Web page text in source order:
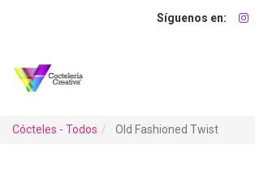
Cócteles - Todos Old Fashioned Twist